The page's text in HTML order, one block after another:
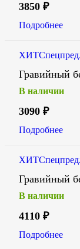
3850 ₽
Подробнее
ХИТ
Гравийный
В наличии
3090 ₽
Подробнее
ХИТ
Гравийный
В наличии
4110 ₽
Подробнее